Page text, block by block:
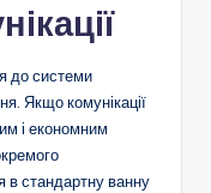
до системи
Якщо комунікації
і економним
в стандартну ванну